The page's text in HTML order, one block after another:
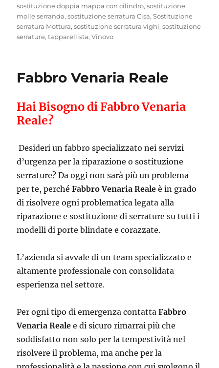
sostituzione doppia mappa con cilindro,sostituzione
molle serranda,sostituzione serratura Cisa,Sostituzione
serratura Mottura,sostituzione serratura vighi,sostituzione
serrature,tapparellista,Vinovo
Fabbro Venaria Reale
Hai Bisogno di Fabbro Venaria
Reale?
Desideri un fabbro specializzato nei servizi
d’urgenza per la riparazione o sostituzione
serrature? Da oggi non sarà più un problema
per te, perchéFabbro Venaria Reale è in grado
di risolvere ogni problematica legata alla
riparazione e sostituzione di serrature su tutti i
modelli di porte blindate e corazzate.
L’azienda si avvale di un team specializzato e
altamente professionale con consolidata
esperienza nel settore.
Per ogni tipo di emergenza contattaFabbro
Venaria Reale e di sicuro rimarrai più che
soddisfatto non solo per la tempestività nel
risolvere il problema, ma anche per la